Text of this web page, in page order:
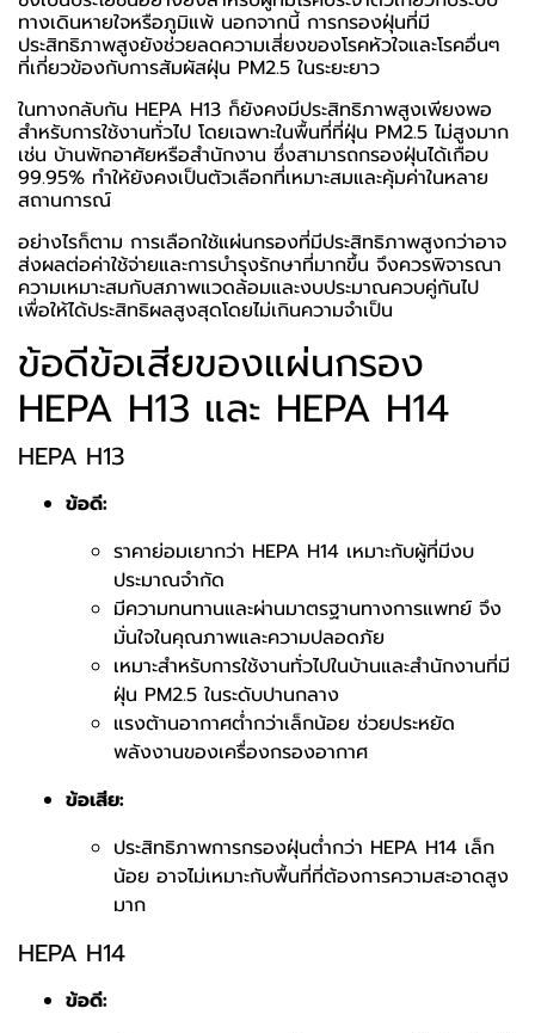
ทางเดินหายใจหรือภูมิแพ้ นอกจากนี้ การกรองฝุ่นที่มี
ประสิทธิภาพสูงยังช่วยลดความเสี่ยงของโรคหัวใจและโรคอื่นๆ
ที่เกี่ยวข้องกับการสัมผัสฝุ่น PM2.5 ในระยะยาว
ในทางกลับกัน HEPA H13 ก็ยังคงมีประสิทธิภาพสูงเพียงพอ
สำหรับการใช้งานทั่วไป โดยเฉพาะในพื้นที่ที่ฝุ่น PM2.5 ไม่สูงมาก
เช่น บ้านพักอาศัยหรือสำนักงาน ซึ่งสามารถกรองฝุ่นได้เกือบ
99.95% ทำให้ยังคงเป็นตัวเลือกที่เหมาะสมและคุ้มค่าในหลาย
สถานการณ์
อย่างไรก็ตาม การเลือกใช้แผ่นกรองที่มีประสิทธิภาพสูงกว่าอาจ
ส่งผลต่อค่าใช้จ่ายและการบำรุงรักษาที่มากขึ้น จึงควรพิจารณา
ความเหมาะสมกับสภาพแวดล้อมและงบประมาณควบคู่กันไป
เพื่อให้ได้ประสิทธิผลสูงสุดโดยไม่เกินความจำเป็น
ข้อดีข้อเสียของแผ่นกรอง
HEPA H13 และ HEPA H14
HEPA H13
ข้อดี:
ราคาย่อมเยากว่า HEPA H14 เหมาะกับผู้ที่มีงบ
ประมาณจำกัด
มีความทนทานและผ่านมาตรฐานทางการแพทย์ จึง
มั่นใจในคุณภาพและความปลอดภัย
เหมาะสำหรับการใช้งานทั่วไปในบ้านและสำนักงานที่มี
ฝุ่น PM2.5 ในระดับปานกลาง
แรงต้านอากาศต่ำกว่าเล็กน้อย ช่วยประหยัด
พลังงานของเครื่องกรองอากาศ
ข้อเสีย:
ประสิทธิภาพการกรองฝุ่นต่ำกว่า HEPA H14 เล็ก
น้อย อาจไม่เหมาะกับพื้นที่ที่ต้องการความสะอาดสูง
มาก
HEPA H14
ข้อดี: